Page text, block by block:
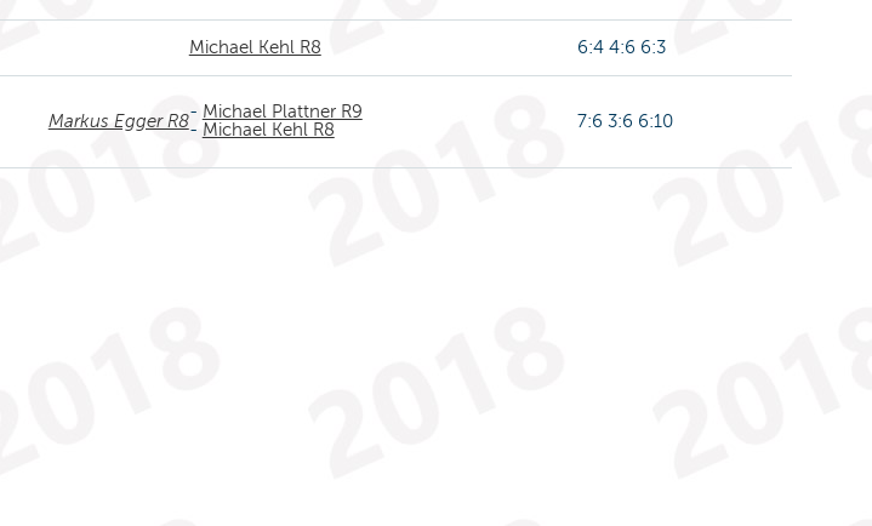
Michael Kehl R8 6:4 4:6 6:3
Markus Egger R8- Michael Plattner R9
- Michael Kehl R8 7:6 3:6 6:10